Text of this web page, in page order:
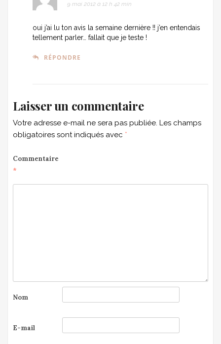
9 mai 2012 à 12 h 42 min
oui j’ai lu ton avis la semaine dernière !! j’en entendais
tellement parler… fallait que je teste !
RÉPONDRE
Laisser un commentaire
Votre adresse e-mail ne sera pas publiée. Les champs
obligatoires sont indiqués avec *
Commentaire
*
Nom
E-mail